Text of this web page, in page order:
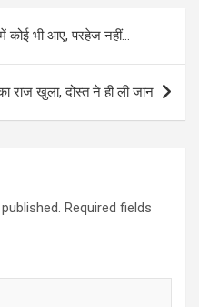
कोई भी आए, परहेज नहीं…
राज खुला, दोस्त ने ही ली जान
Required fields